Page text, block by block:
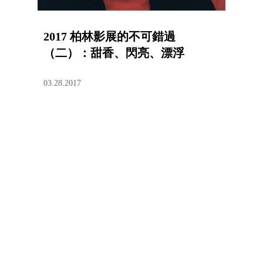
2017 柏林影展的不可錯過
（二）：甜香、閃亮、漂浮
03.28.2017